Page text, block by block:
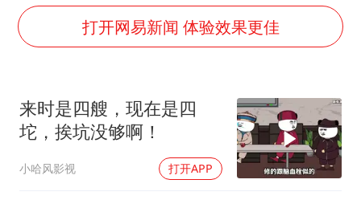
乐享全民健身 共筑健康中国
打开网易新闻 体验效果更佳
来时是四艘，现在是四
坨，挨坑没够啊！
小哈风影视 打开APP